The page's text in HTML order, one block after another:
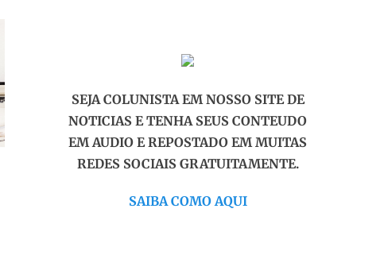
SEJA COLUNISTA EM NOSSO SITE DE
NOTICIAS E TENHA SEUS CONTEUDO
EM AUDIO E REPOSTADO EM MUITAS
REDES SOCIAIS GRATUITAMENTE.
SAIBA COMO AQUI